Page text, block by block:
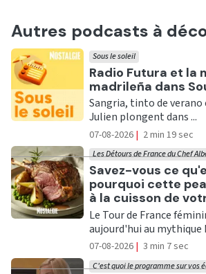
Autres podcasts à
Ecouter
Radio Futura et la
madrileña dans
Sous le soleil
Sangria, tinto de
Julien plongent dans ...
07-08-2026 | 2 min 19 sec
Ecouter
Savez-vous ce
pourquoi cette
à la cuisson de
Les Détours de France du Chef
Le Tour de France
aujourd'hui au mythique
07-08-2026 | 3 min 7 sec
C'est quoi le programme sur vos